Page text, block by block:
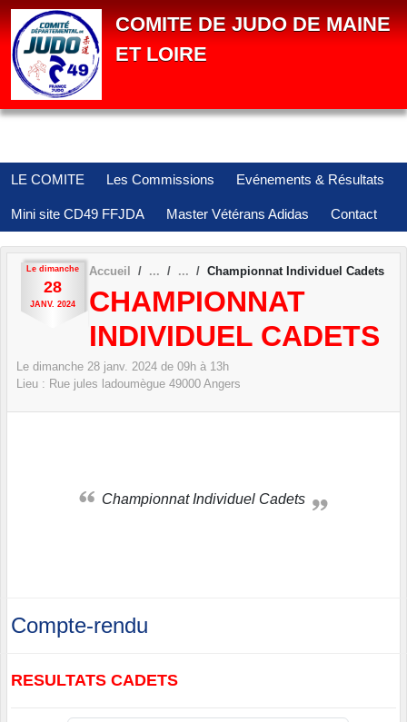
COMITE DE JUDO DE MAINE
ET LOIRE
LE COMITE Les Commissions Evénements & Résultats
Mini site CD49 FFJDA Master Vétérans Adidas Contact
Le dimanche
28
JANV. 2024
Accueil Championnat Individuel Cadets
CHAMPIONNAT
INDIVIDUEL CADETS
Le dimanche 28 janv. 2024 de 09h à 13h
Lieu : Rue jules ladoumègue 49000 Angers
Championnat Individuel Cadets
Compte-rendu
RESULTATS CADETS
Panneau de gestion des cookies